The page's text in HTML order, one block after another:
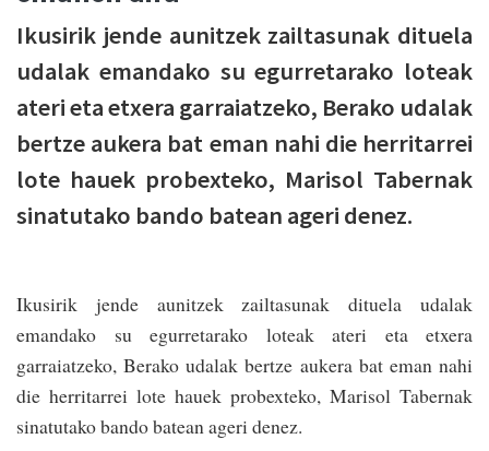
Ikusirik jende aunitzek zailtasunak dituela
udalak emandako su egurretarako loteak
ateri eta etxera garraiatzeko, Berako udalak
bertze aukera bat eman nahi die herritarrei
lote hauek probexteko, Marisol Tabernak
sinatutako bando batean ageri denez.
Ikusirik jende aunitzek zailtasunak dituela udalak
emandako su egurretarako loteak ateri eta etxera
garraiatzeko, Berako udalak bertze aukera bat eman nahi
die herritarrei lote hauek probexteko, Marisol Tabernak
sinatutako bando batean ageri denez.